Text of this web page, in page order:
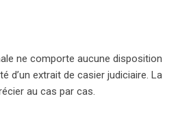
ne comporte aucune disposition
d’un extrait de casier judiciaire. La
au cas par cas.